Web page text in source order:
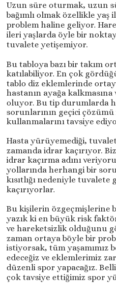
Uzun süre oturmak, uzun
bağımlı olmak özellikle yaş
problem haline geliyor.
ileri yaşlarda öyle bir
tuvalete yetişemiyor.
Bu tabloya bazı bir takım
katılabiliyor. En çok
tablo diz eklemlerinde
hastanın ayağa
oluyor. Bu tip durumlarda
sorunlarının geçici
kullanmalarını tavsiye
Hasta yürüyemediği,
zamanda idrar kaçırıyor.
idrar kaçırma adını
yollarında herhangi bir
kısıtlığı nedeniyle
kaçırıyorlar.
Bu kişilerin özgeçmişlerine
yazık ki en büyük risk
ve hareketsizlik olduğunu
zaman ortaya böyle bir
istiyorsak, tüm yaşamımız
edeceğiz ve eklemlerimiz
düzenli spor yapacağız.
çok tavsiye ettiğimiz spor